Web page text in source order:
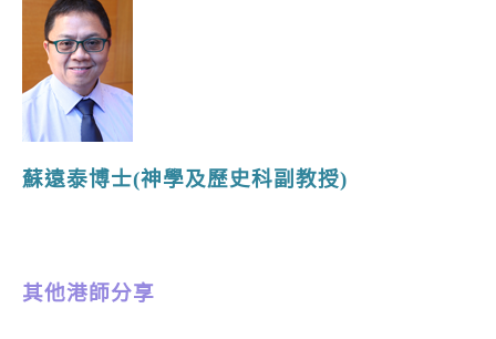
蘇遠泰博士(神學及歷史科副教授)
其他港師分享